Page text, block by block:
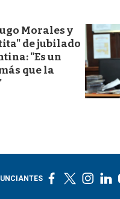
Morales y
de jubilado
"Es un
que la
l